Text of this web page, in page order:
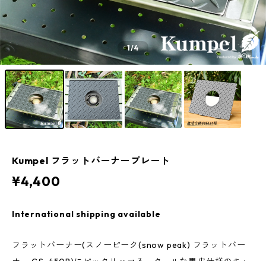
1/4
Kumpel フラットバーナープレート
¥4,400
International shipping available
フラットバーナー(スノーピーク(snow peak) フラットバー